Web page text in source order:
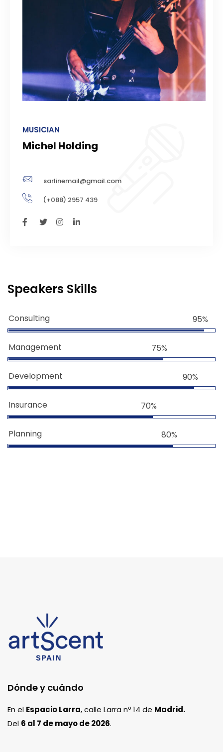
MUSICIAN
Michel Holding
sarlinemail@gmail.com
(+088) 2957 439
Speakers Skills
Consulting 95%
Management 75%
Development 90%
Insurance 70%
Planning 80%
Dónde y cuándo
En el Espacio Larra, calle Larra nº 14 de Madrid.
Del 6 al 7 de mayo de 2026.